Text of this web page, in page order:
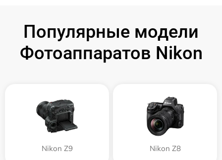
Популярные модели
Фотоаппаратов Nikon
Nikon Z9 Nikon Z8